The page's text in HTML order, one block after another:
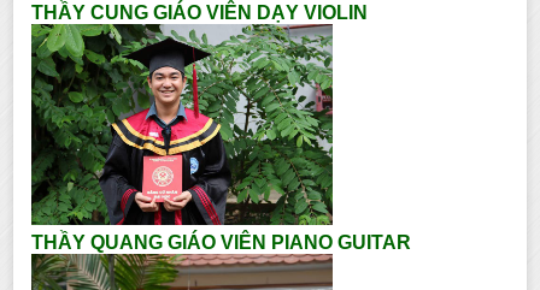
THẦY CUNG GIÁO VIÊN DẠY VIOLIN
THẦY QUANG GIÁO VIÊN PIANO GUITAR